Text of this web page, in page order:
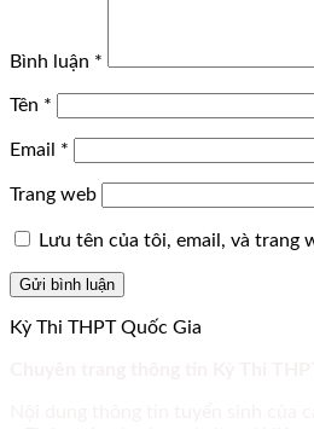
Bình luận *
Tên *
Email *
Trang web
Lưu tên của tôi, email, và trang
Kỳ Thi THPT Quốc Gia